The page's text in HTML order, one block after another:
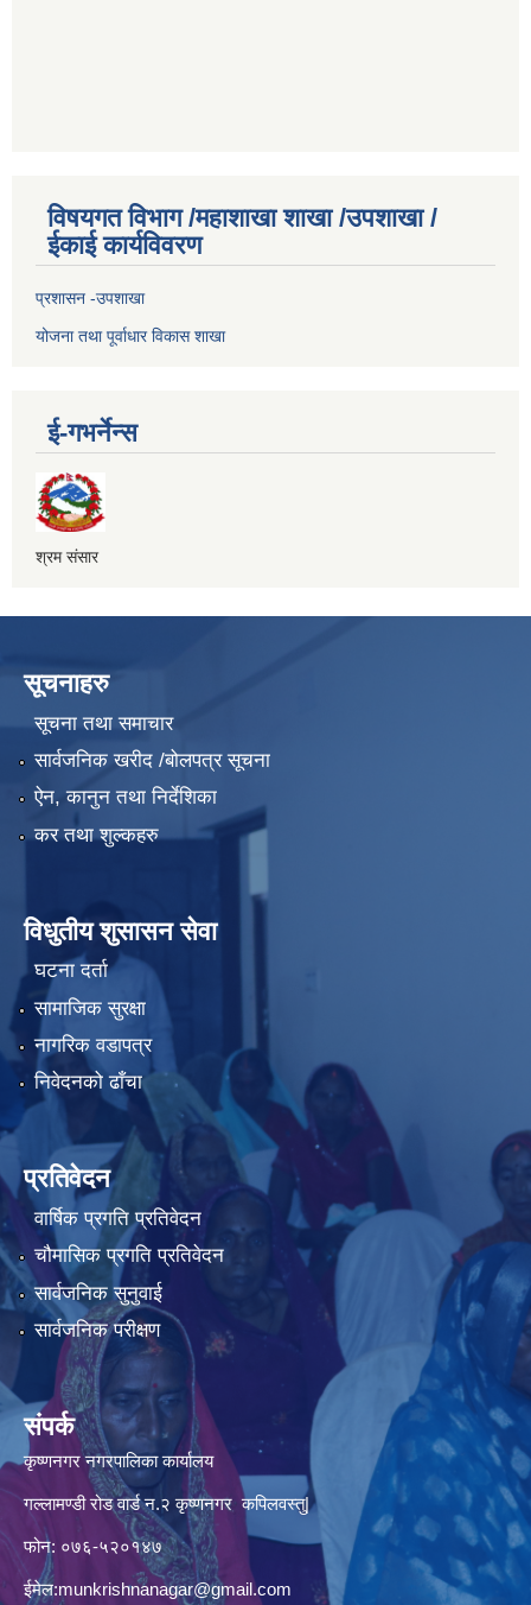
विषयगत विभाग /महाशाखा शाखा /उपशाखा /
ईकाई कार्यविवरण
प्रशासन -उपशाखा
योजना तथा पूर्वाधार विकास शाखा
ई-गभर्नेन्स
श्रम संसार
सूचनाहरु
सूचना तथा समाचार
सार्वजनिक खरीद /बोलपत्र सूचना
ऐन, कानुन तथा निर्देशिका
कर तथा शुल्कहरु
विधुतीय शुसासन सेवा
घटना दर्ता
सामाजिक सुरक्षा
नागरिक वडापत्र
निवेदनको ढाँचा
प्रतिवेदन
वार्षिक प्रगति प्रतिवेदन
चौमासिक प्रगति प्रतिवेदन
सार्वजनिक सुनुवाई
सार्वजनिक परीक्षण
संपर्क
कृष्णनगर नगरपालिका कार्यालय
गल्लामण्डी रोड वार्ड न.२ कृष्णनगर कपिलवस्तु|
फोन: ०७६-५२०१४७
ईमेल:munkrishnanagar@gmail.com